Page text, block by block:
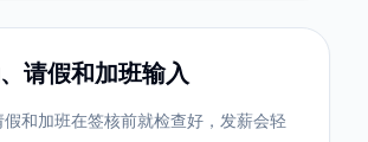
请假和加班输入
和加班在签核前就检查好，发薪会轻